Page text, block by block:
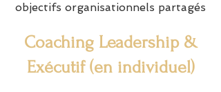
objectifs organisationnels partagés
Coaching Leadership &
Exécutif (en individuel)